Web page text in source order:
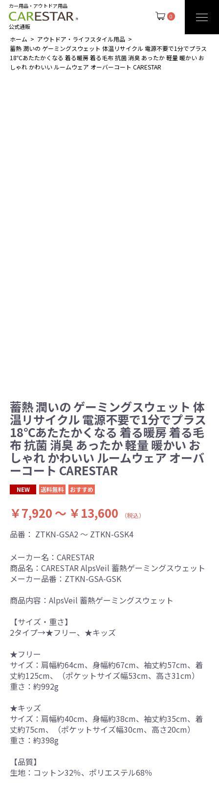
0
カー用品・アウトドア用品
公式通販
ホーム
アウトドア・ライフスタイル用品
蓄熱 潤いの ゲーミングスウェット 体温リサイクル 電源不要で1分でプラス
18℃あたたかくなる 着る暖房 着る毛布 抗菌 消臭 あったか 軽量 暖かい お
しゃれ かわいい ルームウェア オーバーコート CARESTAR
蓄熱 潤いの ゲーミングスウェット 体
温リサイクル 電源不要で1分でプラス
18℃あたたかくなる 着る暖房 着る毛
布 抗菌 消臭 あったか 軽量 暖かい お
しゃれ かわいい ルームウェア オーバ
ーコート CARESTAR
NEW 送料無料 おすすめ
￥7,920 ～ ￥13,600 （税込）
品番： ZTKN-GSA2 ～ ZTKN-GSK4
メーカー名：CARESTAR
商品名：CARESTAR AlpsVeil 蓄熱ゲーミングスウェット
メーカー品番：ZTKN-GSA-GSK
商品内容：AlpsVeil 蓄熱ゲーミングスウェット
【サイズ・重さ】
2タイプ→★フリー、★キッズ
★フリー
サイズ：肩幅約64cm、身幅約67cm、袖丈約57cm、着
丈約125cm、（ポケットサイズ幅53cm、高さ31cm）
重さ：約992g
★キッズ
サイズ：肩幅約40cm、身幅約38cm、袖丈約35cm、着
丈約75cm、（ポケットサイズ幅30cm、高さ20cm）
重さ：約398g
【品質】
生地：コットン32％、ポリエステル68％